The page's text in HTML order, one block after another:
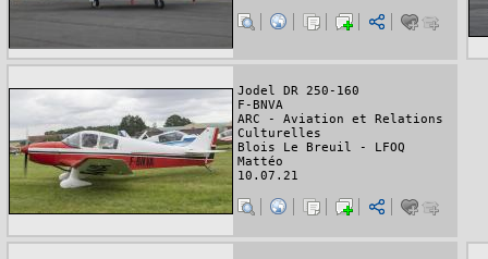
Jodel DR 250-160
F-BNVA
ARC - Aviation et Relations
Culturelles
Blois Le Breuil - LFOQ
Mattéo
10.07.21